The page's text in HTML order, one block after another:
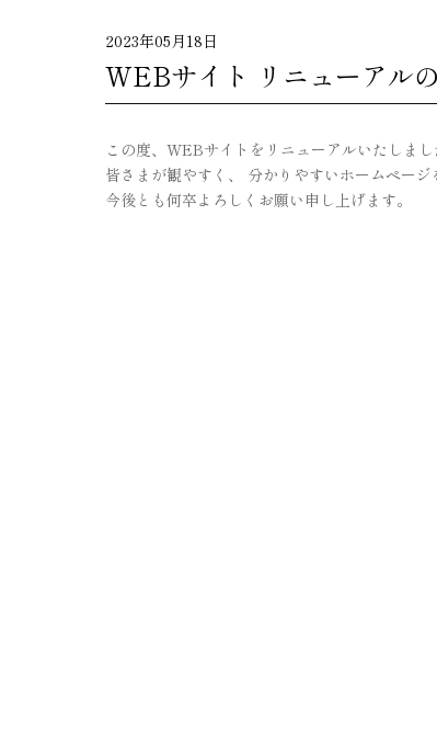
2023年05月18日
WEBサイト リニューアル
この度、WEBサイトをリニューアルいたしまし
皆さまが観やすく、 分かりやすいホームページ
今後とも何卒よろしくお願い申し上げます。